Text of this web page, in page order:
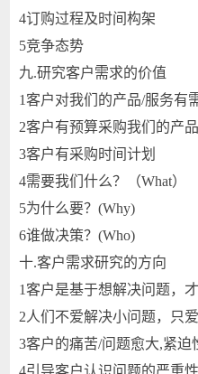
4订购过程及时间构架
5竞争态势
九.研究客户需求的价值
1 客户对我们的产品/服务有
2客户有预算采购我们的产
3客户有采购时间计划
4需要我们什么？（What）
5为什么要？(Why)
6谁做决策？(Who)
十.客户需求研究的方向
1 客户是基于想解决问题，
2人们不爱解决小问题，只
3客户的痛苦/问题愈大,紧迫
4引导客户认识问题的严重